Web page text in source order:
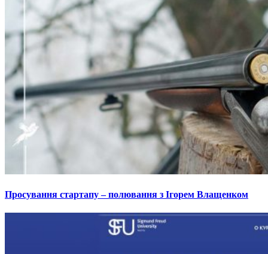
Просування стартапу – полювання з Ігорем Влащенком